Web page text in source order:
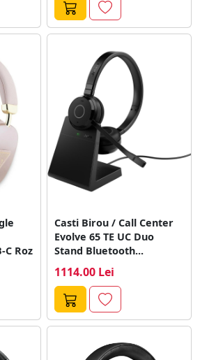
C Roz
Casti Birou / Call Center
Evolve 65 TE UC Duo
Stand Bluetooth...
1114.00 Lei